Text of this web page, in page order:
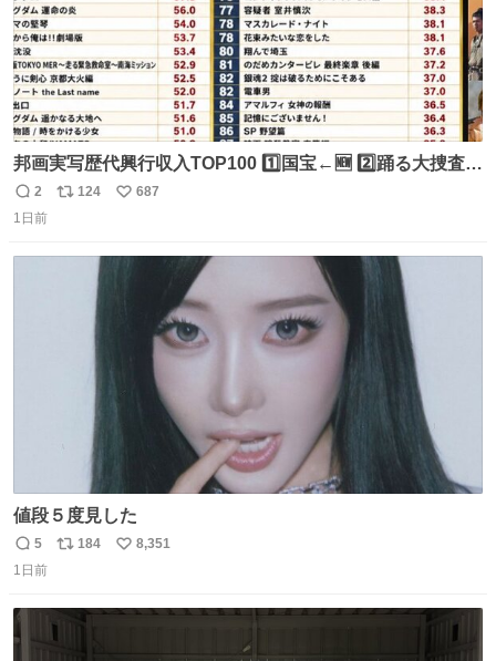
邦画実写歴代興行収入TOP100 1️⃣国宝←🆕 2️⃣踊る大捜査線
THE MOVIE2 3️⃣南極物語 4️⃣踊る大捜査線 THE MOVIE 5️⃣
子猫物語 6️⃣劇場版コード・ブルー 7️⃣天と地と 8️⃣永遠の0
どなく、お別れです←🆕 … 60位 キングダム 魂の決戦←🆕
返
信
2
リ
124
い
数
687
1日前
値段５度見した
返
信
5
リ
ト
数
184
い
8,351
1日前